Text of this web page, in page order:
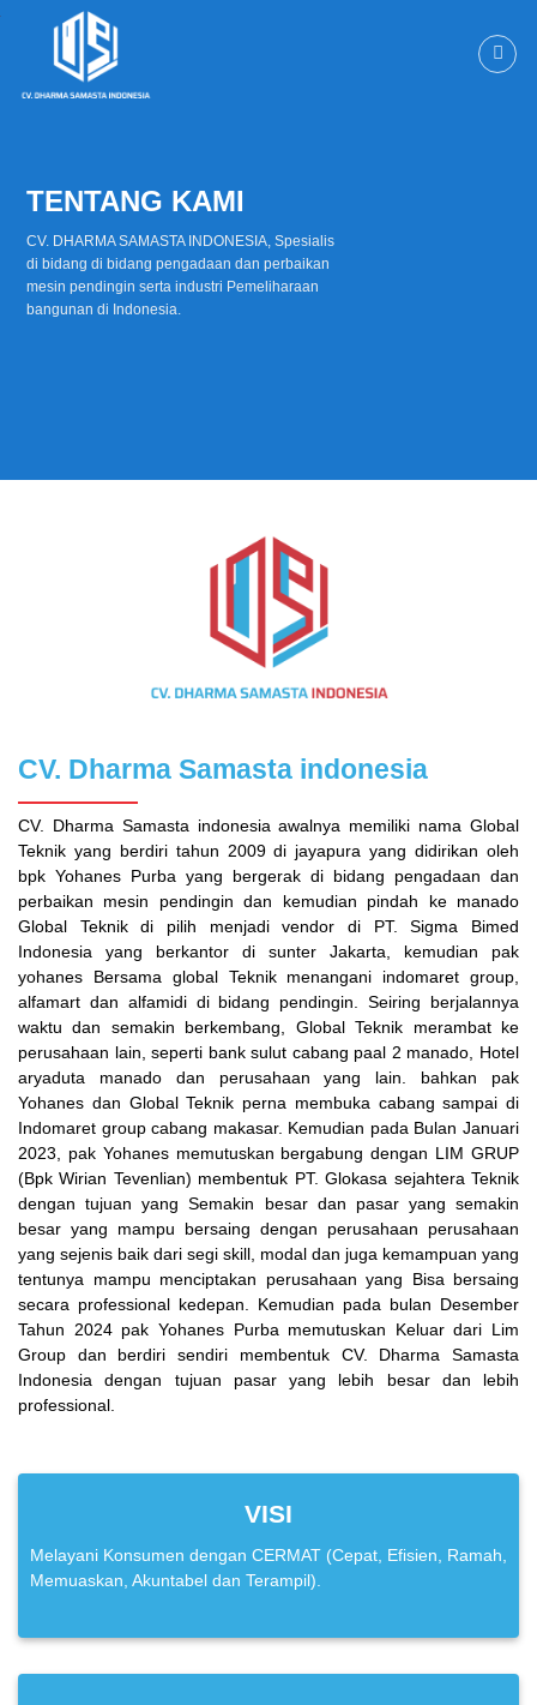
Skip
content
TENTANG KAMI
CV. DHARMA SAMASTA INDONESIA, Spesialis
di bidang di bidang pengadaan dan perbaikan
mesin pendingin serta industri Pemeliharaan
bangunan di Indonesia.
CV. Dharma Samasta indonesia
CV. Dharma Samasta indonesia awalnya memiliki nama Global
Teknik yang berdiri tahun 2009 di jayapura yang didirikan oleh
bpk Yohanes Purba yang bergerak di bidang pengadaan dan
perbaikan mesin pendingin dan kemudian pindah ke manado
Global Teknik di pilih menjadi vendor di PT. Sigma Bimed
Indonesia yang berkantor di sunter Jakarta, kemudian pak
yohanes Bersama global Teknik menangani indomaret group,
alfamart dan alfamidi di bidang pendingin. Seiring berjalannya
waktu dan semakin berkembang, Global Teknik merambat ke
perusahaan lain, seperti bank sulut cabang paal 2 manado, Hotel
aryaduta manado dan perusahaan yang lain. bahkan pak
Yohanes dan Global Teknik perna membuka cabang sampai di
Indomaret group cabang makasar. Kemudian pada Bulan Januari
2023, pak Yohanes memutuskan bergabung dengan LIM GRUP
(Bpk Wirian Tevenlian) membentuk PT. Glokasa sejahtera Teknik
dengan tujuan yang Semakin besar dan pasar yang semakin
besar yang mampu bersaing dengan perusahaan perusahaan
yang sejenis baik dari segi skill, modal dan juga kemampuan yang
tentunya mampu menciptakan perusahaan yang Bisa bersaing
secara professional kedepan. Kemudian pada bulan Desember
Tahun 2024 pak Yohanes Purba memutuskan Keluar dari Lim
Group dan berdiri sendiri membentuk CV. Dharma Samasta
Indonesia dengan tujuan pasar yang lebih besar dan lebih
professional.
VISI
Melayani Konsumen dengan CERMAT (Cepat, Efisien, Ramah,
Memuaskan, Akuntabel dan Terampil).